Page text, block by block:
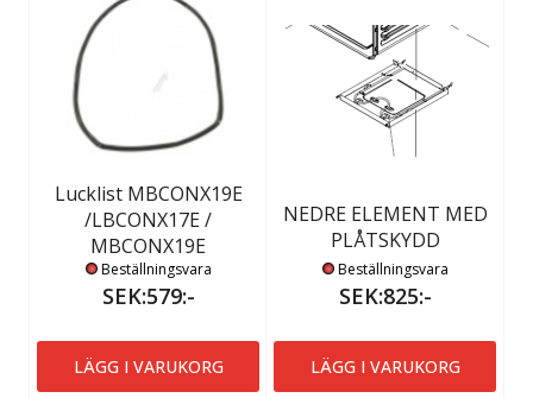
Lucklist MBCONX19E
/LBCONX17E /
MBCONX19E
Beställningsvara
SEK:579:-
LÄGG I VARUKORG
NEDRE ELEMENT MED
PLÅTSKYDD
Beställningsvara
SEK:825:-
LÄGG I VARUKORG